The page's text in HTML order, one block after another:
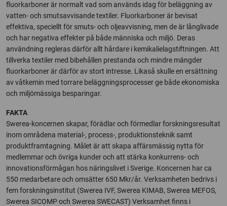
fluorkarboner är normalt vad som används idag för beläggning av
vatten- och smutsavvisande textiler. Fluorkarboner är bevisat
effektiva, speciellt för smuts- och oljeavvisning, men de är långlivade
och har negativa effekter på både människa och miljö. Deras
användning regleras därför allt hårdare i kemikalielagstiftningen. Att
tillverka textiler med bibehållen prestanda och mindre mängder
fluorkarboner är därför av stort intresse. Likaså skulle en ersättning
av våtkemin med torrare beläggningsprocesser ge både ekonomiska
och miljömässiga besparingar.
FAKTA
Swerea-koncernen skapar, förädlar och förmedlar forskningsresultat
inom områdena material-, process-, produktionsteknik samt
produktframtagning. Målet är att skapa affärsmässig nytta för
medlemmar och övriga kunder och att stärka konkurrens- och
innovationsförmågan hos näringslivet i Sverige. Koncernen har ca
550 medarbetare och omsätter 650 Mkr/år. Verksamheten bedrivs i
fem forskningsinstitut (Swerea IVF, Swerea KIMAB, Swerea MEFOS,
Swerea SICOMP och Swerea SWECAST) Verksamhet finns i